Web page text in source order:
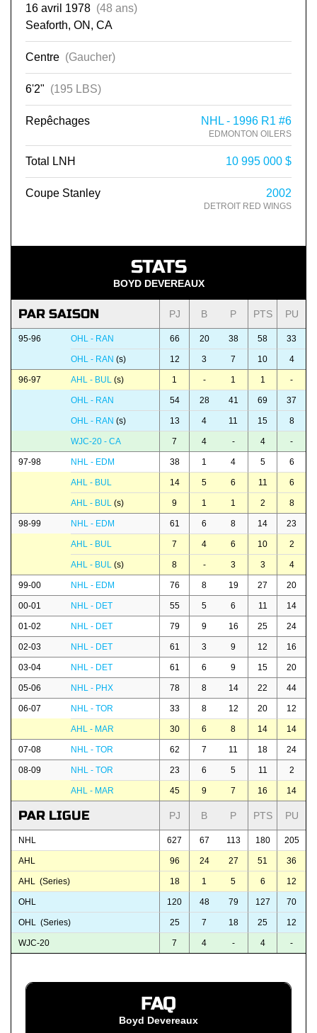
16 avril 1978 (48 ans)
Seaforth, ON, CA
Centre (Gaucher)
6'2" (195 LBS)
Repêchages NHL - 1996 R1 #6
EDMONTON OILERS
Total LNH 10 995 000 $
Coupe Stanley 2002
DETROIT RED WINGS
STATS
BOYD DEVEREAUX
PAR SAISON PJ B P PTS PU
95-96 OHL - RAN 66 20 38 58 33
OHL - RAN (s) 12 3 7 10 4
96-97 AHL - BUL (s) 1 - 1 1 -
OHL - RAN 54 28 41 69 37
OHL - RAN (s) 13 4 11 15 8
WJC-20 - CA 7 4 - 4 -
97-98 NHL - EDM 38 1 4 5 6
AHL - BUL 14 5 6 11 6
AHL - BUL (s) 9 1 1 2 8
98-99 NHL - EDM 61 6 8 14 23
AHL - BUL 7 4 6 10 2
AHL - BUL (s) 8 - 3 3 4
99-00 NHL - EDM 76 8 19 27 20
00-01 NHL - DET 55 5 6 11 14
01-02 NHL - DET 79 9 16 25 24
02-03 NHL - DET 61 3 9 12 16
03-04 NHL - DET 61 6 9 15 20
05-06 NHL - PHX 78 8 14 22 44
06-07 NHL - TOR 33 8 12 20 12
AHL - MAR 30 6 8 14 14
07-08 NHL - TOR 62 7 11 18 24
08-09 NHL - TOR 23 6 5 11 2
AHL - MAR 45 9 7 16 14
PAR LIGUE PJ B P PTS PU
NHL 627 67 113 180 205
AHL 96 24 27 51 36
AHL (Series) 18 1 5 6 12
OHL 120 48 79 127 70
OHL (Series) 25 7 18 25 12
WJC-20 7 4 - 4 -
FAQ
Boyd Devereaux